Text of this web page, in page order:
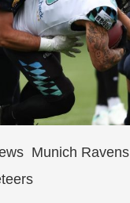
Munich Ravens